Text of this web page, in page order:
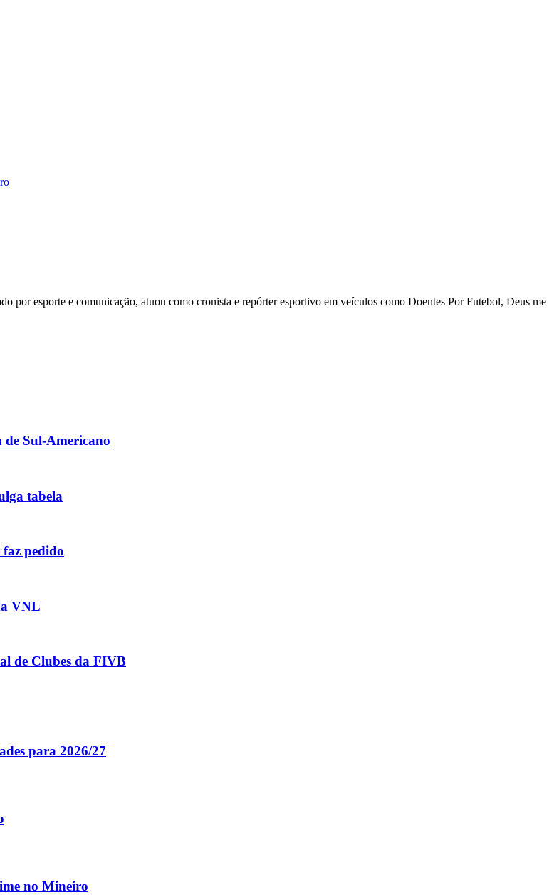
esporte e comunicação, atuou como cronista e repórter esportivo em veículos como Doentes Por Futebol, Deus me
de Sul-Americano
tabela
pedido
VNL
de Clubes da FIVB
para 2026/27
no Mineiro